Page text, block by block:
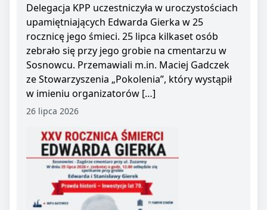
Delegacja KPP uczestniczyła w uroczystościach
upamiętniających Edwarda Gierka w 25
rocznicę jego śmieci. 25 lipca kilkaset osób
zebrało się przy jego grobie na cmentarzu w
Sosnowcu. Przemawiali m.in. Maciej Gadczek
ze Stowarzyszenia „Pokolenia”, który wystąpił
w imieniu organizatorów […]
26 lipca 2026